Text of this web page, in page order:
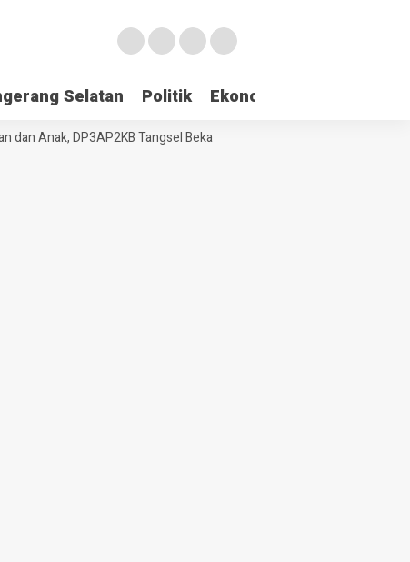
Selatan Politik Ekonomi
Anak, DP3AP2KB Tangsel Bekali Masyarakat Manajemen Stres dan